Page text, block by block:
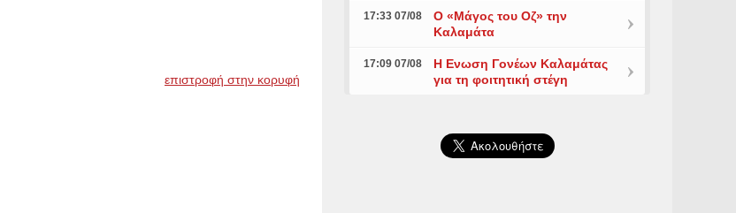
επιστροφή στην κορυφή
17:33 07/08
Ο «Μάγος του Οζ» την
Καλαμάτα
17:09 07/08
Η Ενωση Γονέων Καλαμάτας
για τη φοιτητική στέγη